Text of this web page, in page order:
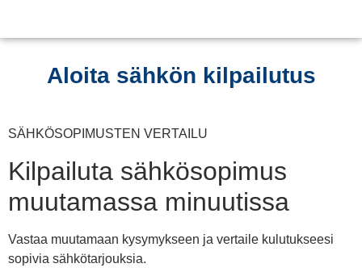
Aloita sähkön kilpailutus
SÄHKÖSOPIMUSTEN VERTAILU
Kilpailuta sähkösopimus
muutamassa minuutissa
Vastaa muutamaan kysymykseen ja vertaile kulutukseesi
sopivia sähkötarjouksia.